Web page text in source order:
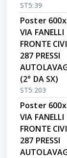
ST5:39
Poster
VIA FANELLI
FRONTE
287 PRESSI
(2° DA SX)
ST5:203
Poster
VIA FANELLI
FRONTE
287 PRESSI